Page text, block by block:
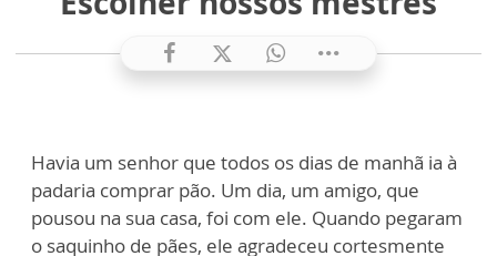
Havia um senhor que todos os dias de manhã ia à
padaria comprar pão. Um dia, um amigo, que
pousou na sua casa, foi com ele. Quando pegaram
o saquinho de pães, ele agradeceu cortesmente